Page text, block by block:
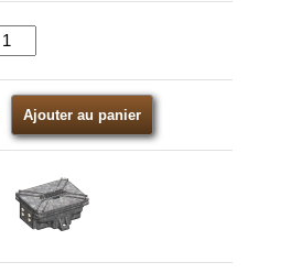
Ajouter au panier